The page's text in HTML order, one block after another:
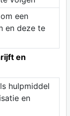
een
en deze te
en
hulpmiddel
en